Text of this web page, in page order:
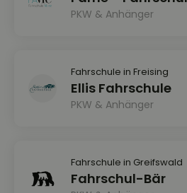
PKW & Anhänger
Fahrschule in Freising
Ellis Fahrschule
PKW & Anhänger
Fahrschule in Greifswald
Fahrschul-Bär